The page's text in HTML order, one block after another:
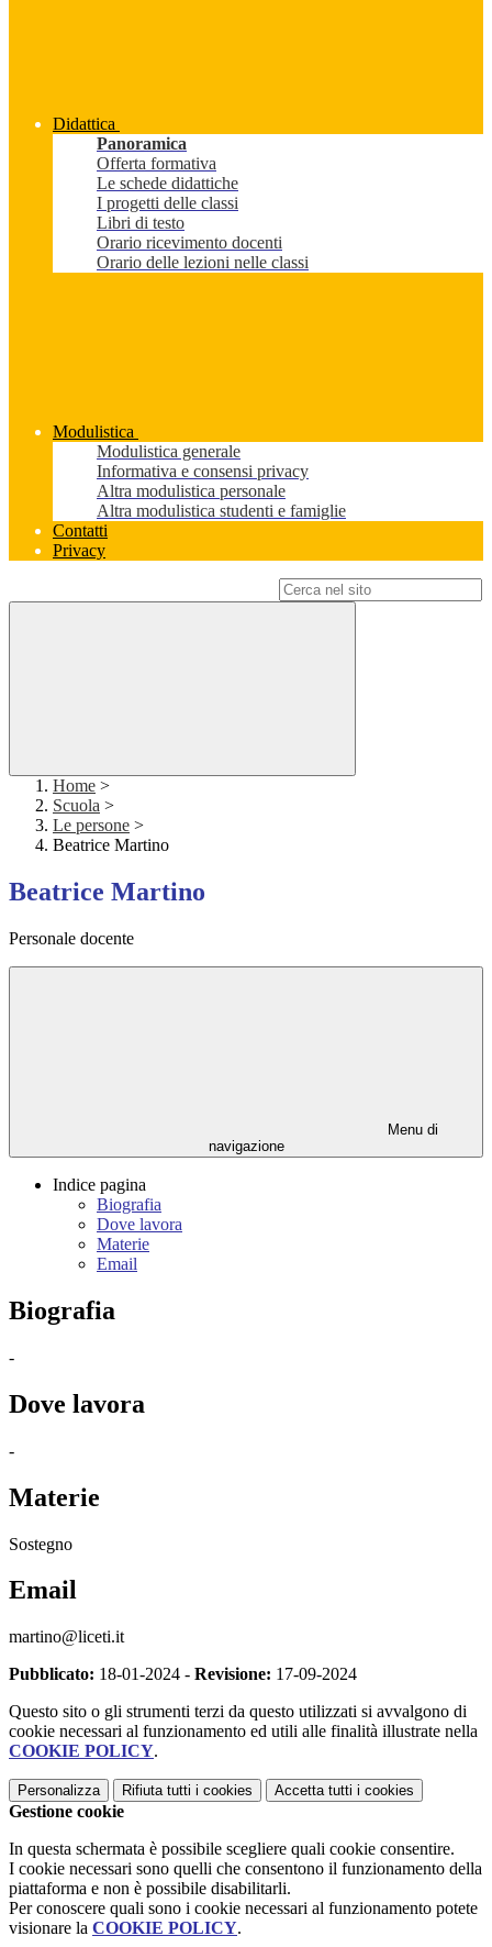
Didattica
Panoramica
Offerta formativa
Le schede didattiche
I progetti delle classi
Libri di testo
Orario ricevimento docenti
Orario delle lezioni nelle classi
Modulistica
Modulistica generale
Informativa e consensi privacy
Altra modulistica personale
Altra modulistica studenti e famiglie
Contatti
Privacy
Home >
Scuola >
Le persone >
Beatrice Martino
Beatrice Martino
Personale docente
Menu di
navigazione
Indice pagina
Biografia
Dove lavora
Materie
Email
Biografia
-
Dove lavora
-
Materie
Sostegno
Email
martino@liceti.it
Pubblicato: 18-01-2024 - Revisione: 17-09-2024
Questo sito o gli strumenti terzi da questo utilizzati si avvalgono di
cookie necessari al funzionamento ed utili alle finalità illustrate nella
COOKIE POLICY.
Personalizza Rifiuta tutti i cookies Accetta tutti i cookies
Gestione cookie
In questa schermata è possibile scegliere quali cookie consentire.
I cookie necessari sono quelli che consentono il funzionamento della
piattaforma e non è possibile disabilitarli.
Per conoscere quali sono i cookie necessari al funzionamento potete
visionare la COOKIE POLICY.